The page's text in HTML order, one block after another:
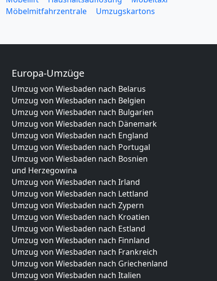
Möbelmitfahrzentrale
Umzugskartons
Europa-Umzüge
Umzug von Wiesbaden nach Belarus
Umzug von Wiesbaden nach Belgien
Umzug von Wiesbaden nach Bulgarien
Umzug von Wiesbaden nach Dänemark
Umzug von Wiesbaden nach England
Umzug von Wiesbaden nach Portugal
Umzug von Wiesbaden nach Bosnien
und Herzegowina
Umzug von Wiesbaden nach Irland
Umzug von Wiesbaden nach Lettland
Umzug von Wiesbaden nach Zypern
Umzug von Wiesbaden nach Kroatien
Umzug von Wiesbaden nach Estland
Umzug von Wiesbaden nach Finnland
Umzug von Wiesbaden nach Frankreich
Umzug von Wiesbaden nach Griechenland
Umzug von Wiesbaden nach Italien